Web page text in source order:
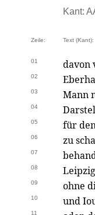
Kant:
Zeile: Text (Kant):
01 davon
02
03 Mann
04
05 für
06 zu
07
08
09 ohne
10 und
11